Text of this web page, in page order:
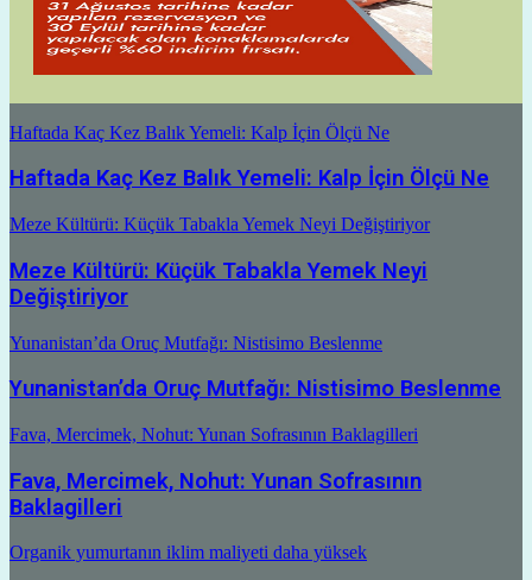
Haftada Kaç Kez Balık Yemeli: Kalp İçin Ölçü Ne
Haftada Kaç Kez Balık Yemeli: Kalp İçin Ölçü Ne
Meze Kültürü: Küçük Tabakla Yemek Neyi Değiştiriyor
Meze Kültürü: Küçük Tabakla Yemek Neyi
Değiştiriyor
Yunanistan’da Oruç Mutfağı: Nistisimo Beslenme
Yunanistan’da Oruç Mutfağı: Nistisimo Beslenme
Fava, Mercimek, Nohut: Yunan Sofrasının Baklagilleri
Fava, Mercimek, Nohut: Yunan Sofrasının
Baklagilleri
Organik yumurtanın iklim maliyeti daha yüksek